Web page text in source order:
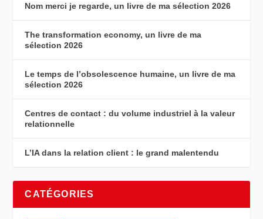
Nom merci je regarde, un livre de ma sélection 2026
The transformation economy, un livre de ma
sélection 2026
Le temps de l’obsolescence humaine, un livre de ma
sélection 2026
Centres de contact : du volume industriel à la valeur
relationnelle
L’IA dans la relation client : le grand malentendu
CATÉGORIES